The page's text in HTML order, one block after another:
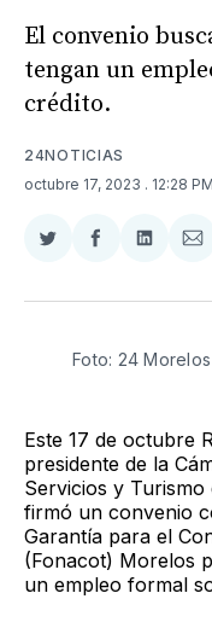
El convenio
tengan un
crédito.
24NOTICIAS
octubre 17, 2023 . 12:28 PM
Compartir
Twitter
Compartir
Facebook
Foto: 24 Morelos
Este 17 de octubre
presidente de la
Servicios y
firmó un convenio
Garantía para el
(Fonacot) Morelos
un empleo formal